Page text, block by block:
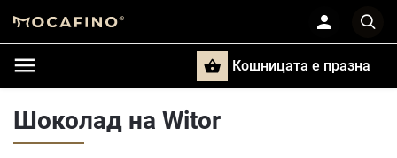
Кошницата e празна
Шоколад на Witor